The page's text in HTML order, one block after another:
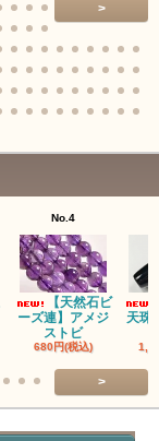
>
No.4
【天然石ビ
ーズ連】アメジ
ストビ
680円(税込)
天珠
>